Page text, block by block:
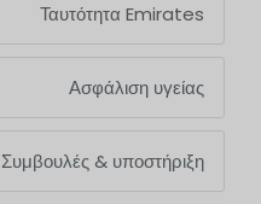
Ταυτότητα Emirates
Ασφάλιση υγείας
Συμβουλές & υποστήριξη